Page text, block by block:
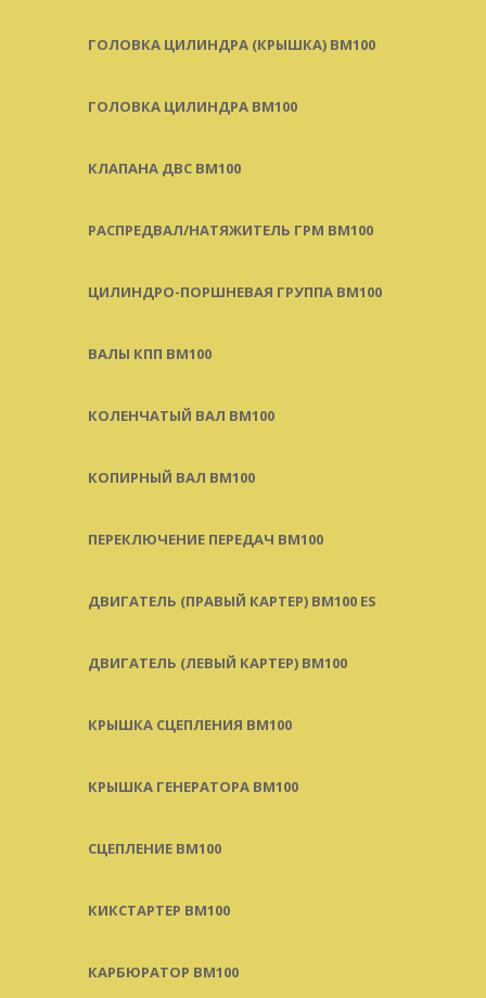
ГОЛОВКА ЦИЛИНДРА (КРЫШКА) BM100
ГОЛОВКА ЦИЛИНДРА BM100
КЛАПАНА ДВС BM100
РАСПРЕДВАЛ/НАТЯЖИТЕЛЬ ГРМ BM100
ЦИЛИНДРО-ПОРШНЕВАЯ ГРУППА BM100
ВАЛЫ КПП BM100
КОЛЕНЧАТЫЙ ВАЛ BM100
КОПИРНЫЙ ВАЛ BM100
ПЕРЕКЛЮЧЕНИЕ ПЕРЕДАЧ BM100
ДВИГАТЕЛЬ (ПРАВЫЙ КАРТЕР) BM100 ES
ДВИГАТЕЛЬ (ЛЕВЫЙ КАРТЕР) BM100
КРЫШКА СЦЕПЛЕНИЯ BM100
КРЫШКА ГЕНЕРАТОРА BM100
СЦЕПЛЕНИЕ BM100
КИКСТАРТЕР BM100
КАРБЮРАТОР BM100